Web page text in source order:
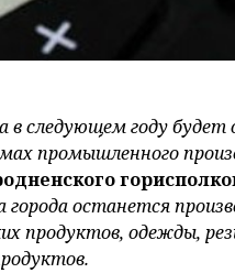
в следующем году будет
промышленного
останется
продуктов, одежды,